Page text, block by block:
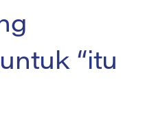
“itu